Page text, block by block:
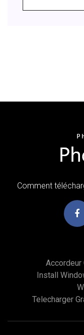
Comment
Accordeur
Install
Telecharger